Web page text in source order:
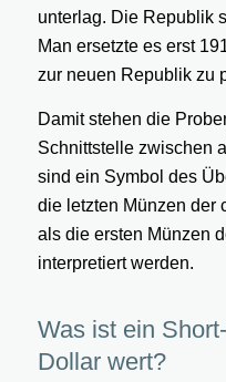
unterlag. Die Republik
Man ersetzte es erst
zur neuen Republik zu
Damit stehen die
Schnittstelle zwischen
sind ein Symbol des
die letzten Münzen der
als die ersten Münzen
interpretiert werden.
Was ist ein
Dollar wert?